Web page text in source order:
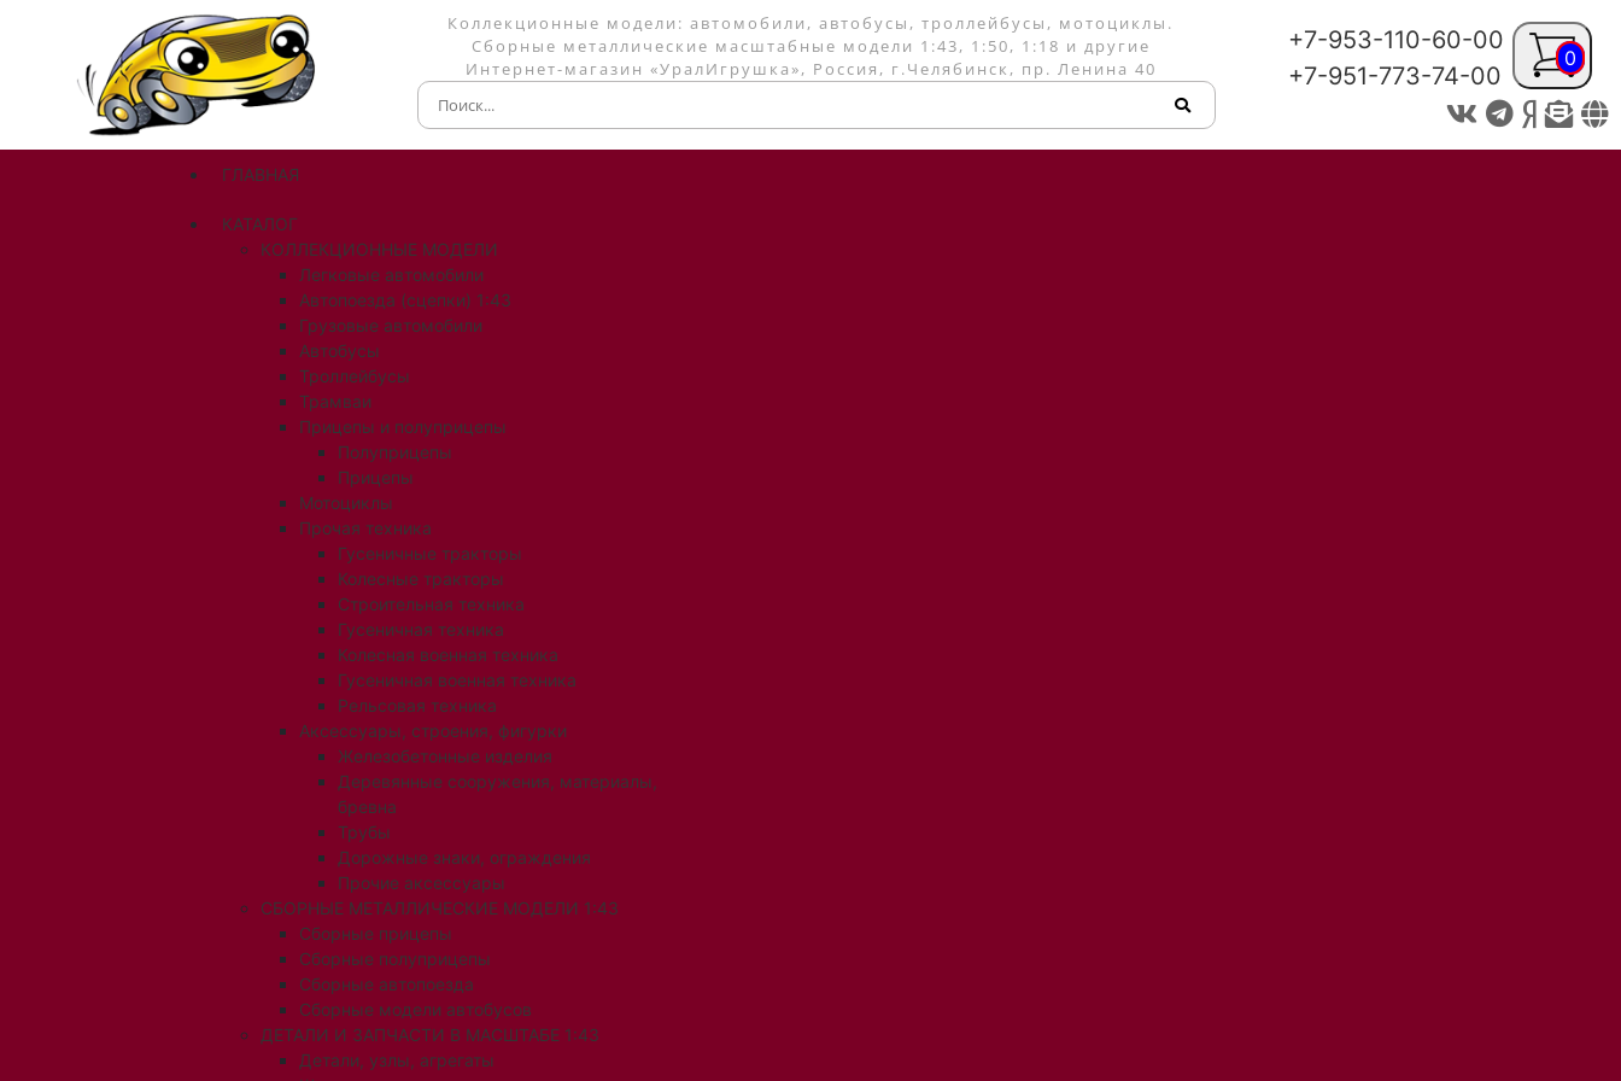
Коллекционные модели: автомобили, автобусы, троллейбусы, мотоциклы.
Сборные металлические масштабные модели 1:43, 1:50, 1:18 и другие
Интернет-магазин «УралИгрушка», Россия, г.Челябинск, пр. Ленина 40
+7-953-110-60-00
+7-951-773-74-00
ГЛАВНАЯ
КАТАЛОГ
КОЛЛЕКЦИОННЫЕ МОДЕЛИ
Легковые автомобили
Автопоезда (сцепки) 1:43
Грузовые автомобили
Автобусы
Троллейбусы
Трамваи
Прицепы и полуприцепы
Полуприцепы
Прицепы
Мотоциклы
Прочая техника
Гусеничные тракторы
Колесные тракторы
Строительная техника
Гусеничная техника
Колесная военная техника
Гусеничная военная техника
Рельсовая техника
Аксессуары, строения, фигурки
Железобетонные изделия
Деревянные сооружения, материалы,
бревна
Трубы
Дорожные знаки, ограждения
Прочие аксессуары
СБОРНЫЕ МЕТАЛЛИЧЕСКИЕ МОДЕЛИ 1:43
Сборные прицепы
Сборные полуприцепы
Сборные автопоезда
Сборные модели автобусов
ДЕТАЛИ И ЗАПЧАСТИ В МАСШТАБЕ 1:43
Детали, узлы, агрегаты
0